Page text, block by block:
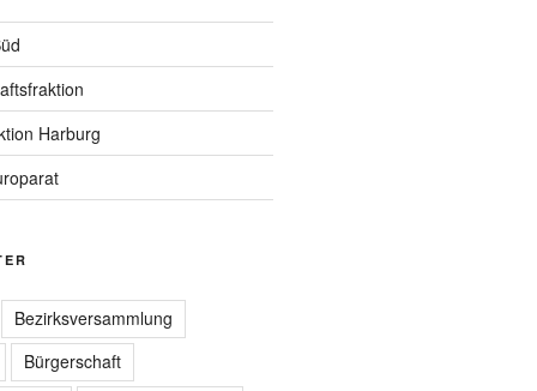
Harburg
Bezirksversammlung
Bürgerschaft